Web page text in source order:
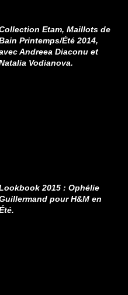
Etam, Maillots de
Printemps/Été 2014,
Andreea Diaconu et
Vodianova.
2015 : Ophélie
pour H&M en